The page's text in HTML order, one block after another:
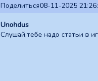
Поделиться08-11-2025
Unohdus
Слушай,тебе надо статьи в